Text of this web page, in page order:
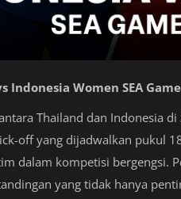
Women SEA
Thailand dan Indonesia di
off yang dijadwalkan pukul
dalam kompetisi bergengsi.
yang tidak hanya